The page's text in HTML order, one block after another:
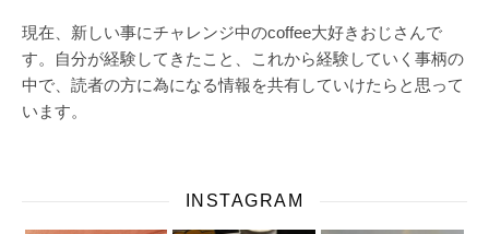
現在、新しい事にチャレンジ中のcoffee大好きおじさんで
す。自分が経験してきたこと、これから経験していく事柄の
中で、読者の方に為になる情報を共有していけたらと思って
います。
INSTAGRAM